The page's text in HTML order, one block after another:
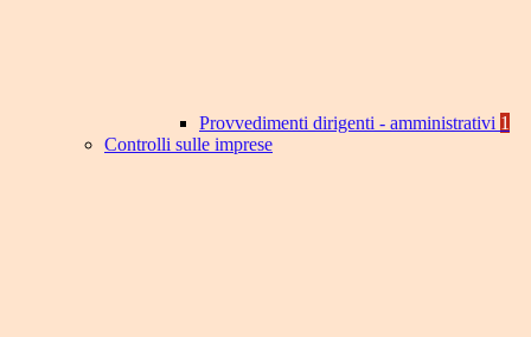
Provvedimenti dirigenti - amministrativi 1
Controlli sulle imprese